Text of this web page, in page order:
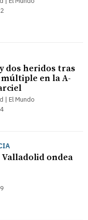
dos heridos tras
en la A-
| El Mundo
Valladolid ondea